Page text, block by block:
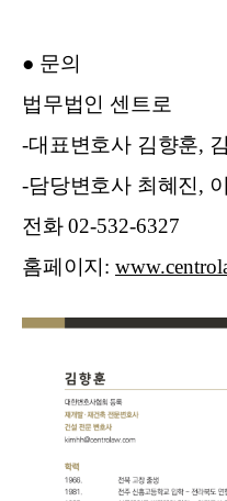
● 문의
법무법인 센트로
-대표변호사 김향훈,
-담당변호사 최혜진,
전화02-532-6327
홈페이지: